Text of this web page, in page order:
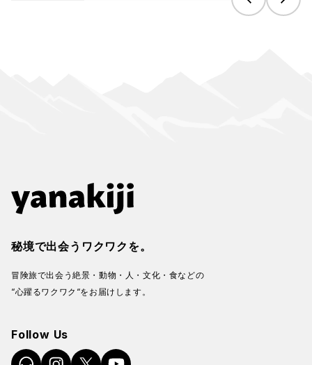
秘境で出会うワクワクを。
冒険旅で出会う絶景・動物・人・文化・食などの
“心躍るワクワク“をお届けします。
Follow Us